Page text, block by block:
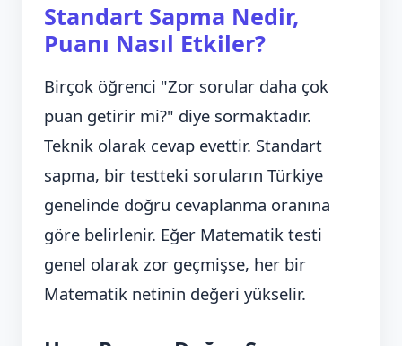
Standart Sapma Nedir,
Puanı Nasıl Etkiler?
Birçok öğrenci "Zor sorular daha çok
puan getirir mi?" diye sormaktadır.
Teknik olarak cevap evettir. Standart
sapma, bir testteki soruların Türkiye
genelinde doğru cevaplanma oranına
göre belirlenir. Eğer Matematik testi
genel olarak zor geçmişse, her bir
Matematik netinin değeri yükselir.